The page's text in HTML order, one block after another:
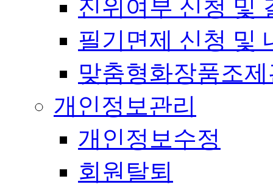
진위여부 신청 및
필기면제 신청 및
맞춤형화장품조
개인정보관리
개인정보수정
회원탈퇴